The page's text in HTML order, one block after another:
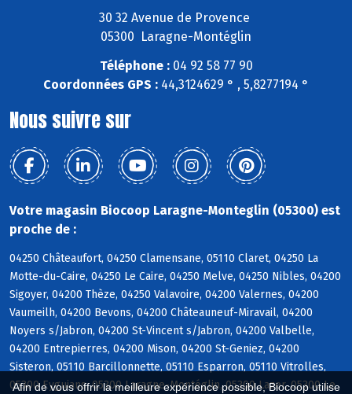
Afin de vous offrir la meilleure expérience possible, Biocoop utilise
30 32 Avenue de Provence
05300 Laragne-Montéglin
Téléphone :04 92 58 77 90
Coordonnées GPS : 44,3124629 ° , 5,8277194 °
Nous suivre sur
Votre magasin Biocoop Laragne-Monteglin (05300) est
proche de :
04250 Châteaufort, 04250 Clamensane, 05110 Claret, 04250 La
Motte-du-Caire, 04250 Le Caire, 04250 Melve, 04250 Nibles, 04200
Sigoyer, 04200 Thèze, 04250 Valavoire, 04200 Valernes, 04200
Vaumeilh, 04200 Bevons, 04200 Châteauneuf-Miravail, 04200
Noyers s/Jabron, 04200 St-Vincent s/Jabron, 04200 Valbelle,
04200 Entrepierres, 04200 Mison, 04200 St-Geniez, 04200
Sisteron, 05110 Barcillonnette, 05110 Esparron, 05110 Vitrolles,
05300 Eyguians, 05300 Laragne-Montéglin, 05300 Lazer, 05300 Le